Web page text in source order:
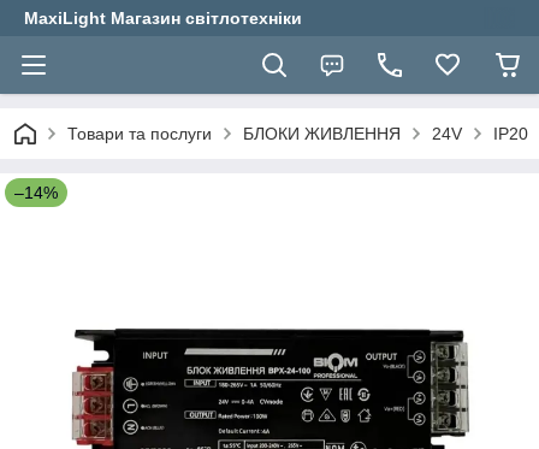
MaxiLight Магазин світлотехніки
Товари та послуги БЛОКИ ЖИВЛЕННЯ 24V IP20
–14%